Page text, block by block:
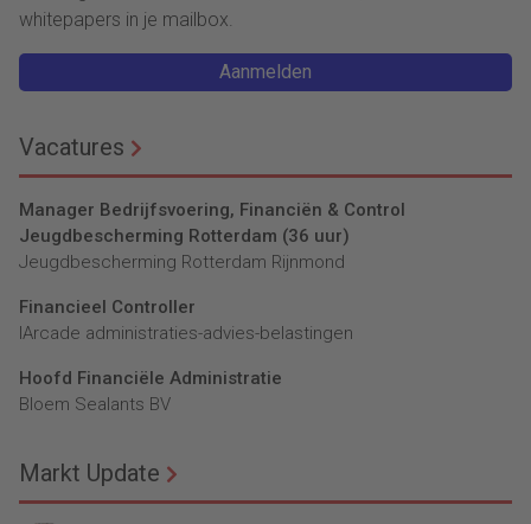
whitepapers in je mailbox.
Aanmelden
Vacatures
Manager Bedrijfsvoering, Financiën & Control
Jeugdbescherming Rotterdam (36 uur)
Jeugdbescherming Rotterdam Rijnmond
Financieel Controller
lArcade administraties-advies-belastingen
Hoofd Financiële Administratie
Bloem Sealants BV
Markt Update